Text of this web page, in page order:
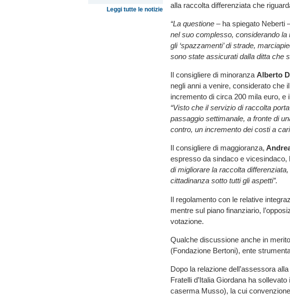
Leggi tutte le notizie
alla raccolta differenziata che
“La questione – ha spiegato Neberti
nel suo complesso, considerando
gli ‘spazzamenti’ di strade,
sono state assicurati dalla ditta che
Il consigliere di minoranza Alberto
negli anni a venire, considerato che
incremento di circa 200 mila euro, e
“Visto che il servizio di raccolta
passaggio settimanale, a fronte di
contro, un incremento dei costi a
Il consigliere di maggioranza,
espresso da sindaco e vicesindaco,
di migliorare la raccolta
cittadinanza sotto tutti gli aspetti”.
Il regolamento con le relative
mentre sul piano finanziario,
votazione.
Qualche discussione anche in
(Fondazione Bertoni), ente
Dopo la relazione dell’assessora
Fratelli d’Italia Giordana ha
caserma Musso), la cui